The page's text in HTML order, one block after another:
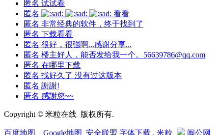
匿名 试试看
匿名
看看
匿名 非常经典的软件，终于找到了
匿名 下载看看
匿名 很好，很强啊...感谢分享...
匿名 楼主好人，能否发给我一个。56639786@qq.com
匿名 在哪里下载
匿名 找好久了 没有过这版本
匿名 謝謝!
匿名 感謝您~~
Copyright © 米粒在线 版权所有.
百度地图 Google地图 安全联盟 字体下载 . 米粒
闽公网